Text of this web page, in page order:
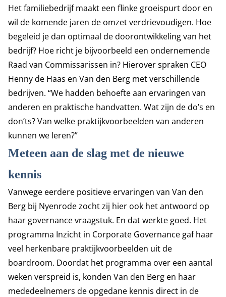
Het familiebedrijf maakt een flinke groeispurt door en
wil de komende jaren de omzet verdrievoudigen. Hoe
begeleid je dan optimaal de doorontwikkeling van het
bedrijf? Hoe richt je bijvoorbeeld een ondernemende
Raad van Commissarissen in? Hierover spraken CEO
Henny de Haas en Van den Berg met verschillende
bedrijven. “We hadden behoefte aan ervaringen van
anderen en praktische handvatten. Wat zijn de do’s en
don’ts? Van welke praktijkvoorbeelden van anderen
kunnen we leren?”
Meteen aan de slag met de nieuwe
kennis
Vanwege eerdere positieve ervaringen van Van den
Berg bij Nyenrode zocht zij hier ook het antwoord op
haar governance vraagstuk. En dat werkte goed. Het
programma Inzicht in Corporate Governance gaf haar
veel herkenbare praktijkvoorbeelden uit de
boardroom. Doordat het programma over een aantal
weken verspreid is, konden Van den Berg en haar
mededeelnemers de opgedane kennis direct in de